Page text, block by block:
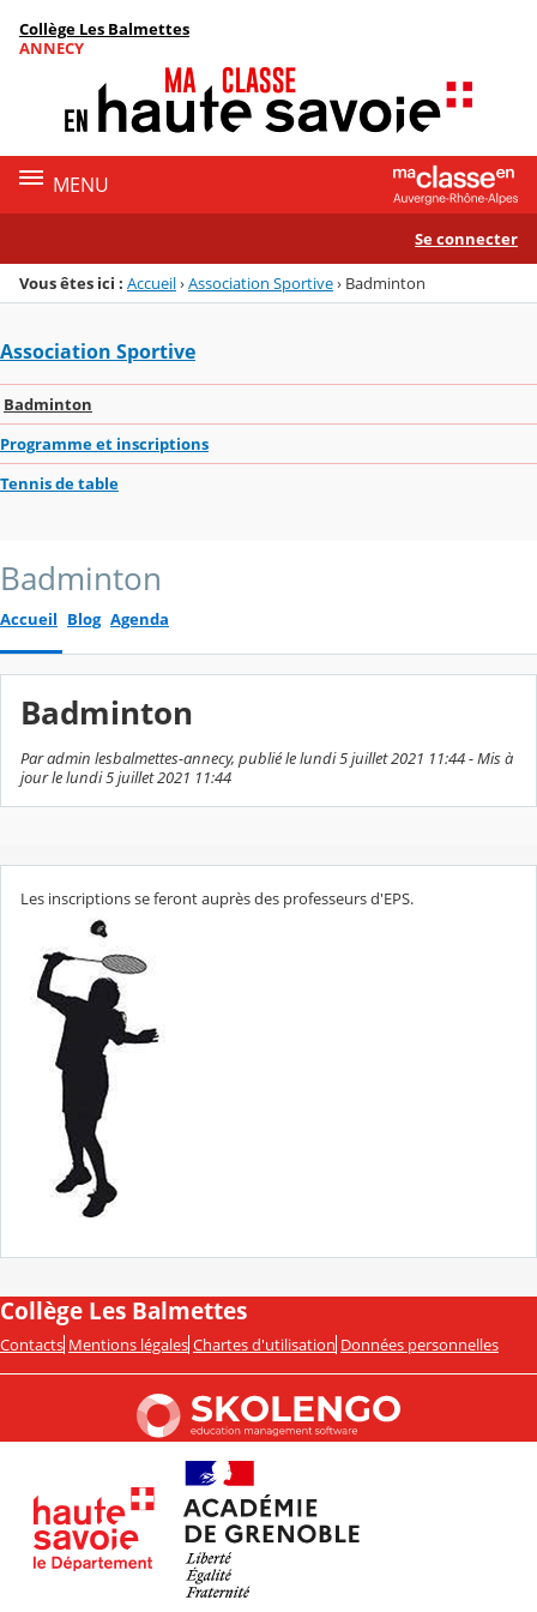
Menu de la rubrique
Contenu
Collège Les Balmettes
ANNECY
MENU
Se connecter
Vous êtes ici : Accueil›Association Sportive› Badminton
Association Sportive
Badminton
Programme et inscriptions
Tennis de table
Badminton
Accueil Blog Agenda
Badminton
Par admin lesbalmettes-annecy, publié le lundi 5 juillet 2021 11:44 - Mis à
jour le lundi 5 juillet 2021 11:44
Les inscriptions se feront auprès des professeurs d'EPS.
Collège Les Balmettes
Contacts Mentions légales Chartes d'utilisation Données personnelles